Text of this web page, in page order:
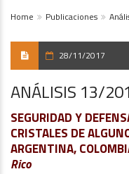
Home Publicaciones
28/11/2017
ANÁLISIS 13/
SEGURIDAD Y
CRISTALES DE
ARGENTINA,
Rico